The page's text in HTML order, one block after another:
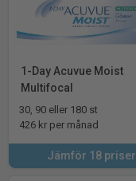
1-Day Acuvue Moist
Multifocal
30, 90 eller 180 st
426 kr per månad
Jämför 18 priser